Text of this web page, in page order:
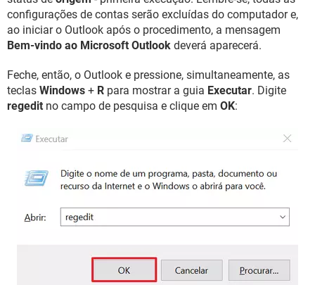
configurações de contas serão excluídas do computador e,
ao iniciar o Outlook após o procedimento, a mensagem
Bem-vindo ao Microsoft Outlook deverá aparecerá.
Feche, então, o Outlook e pressione, simultaneamente, as
teclas Windows + R para mostrar a guia Executar. Digite
regedit no campo de pesquisa e clique em OK: